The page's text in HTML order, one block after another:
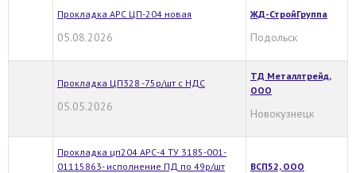
Прокладка АРС ЦП-204 новая
05.08.2026
ЖД-СтройГруппа
Подольск
Прокладка ЦП328 -75р/шт с НДС
05.05.2026
ТД Металлтрейд,
ООО
Новокузнецк
Прокладка цп204 АРС-4 ТУ 3185-001-
01115863- исполнение ПД по 49р/шт
ВСП52, ООО